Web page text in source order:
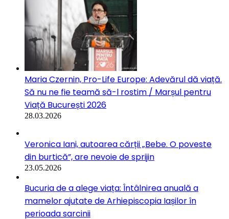
Maria Czernin, Pro-Life Europe: Adevărul dă viață.
Să nu ne fie teamă să-l rostim / Marșul pentru
Viață București 2026
28.03.2026
Veronica Iani, autoarea cărții „Bebe. O poveste
din burtică”, are nevoie de sprijin
23.05.2026
Bucuria de a alege viața: Întâlnirea anuală a
mamelor ajutate de Arhiepiscopia Iașilor în
perioada sarcinii